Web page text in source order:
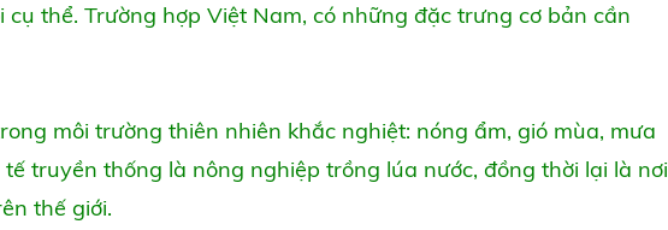
thể. Trường hợp Việt Nam, có những đặc trưng cơ bản cần
môi trường thiên nhiên khắc nghiệt: nóng ẩm, gió mùa, mưa
truyền thống là nông nghiệp trồng lúa nước, đồng thời lại là nơi
thế giới.